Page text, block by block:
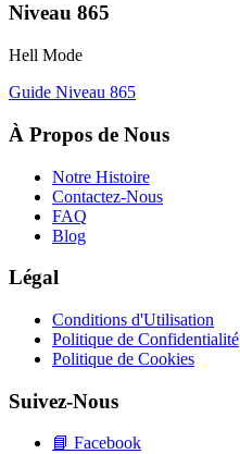
Niveau 865
Hell Mode
Guide Niveau 865
À Propos de Nous
Notre Histoire
Contactez-Nous
FAQ
Blog
Légal
Conditions d'Utilisation
Politique de Confidentialité
Politique de Cookies
Suivez-Nous
📘 Facebook